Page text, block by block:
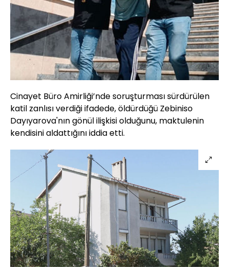
Cinayet Büro Amirliği’nde soruşturması sürdürülen
katil zanlısı verdiği ifadede, öldürdüğü Zebiniso
Dayıyarova'nın gönül ilişkisi olduğunu, maktulenin
kendisini aldattığını iddia etti.